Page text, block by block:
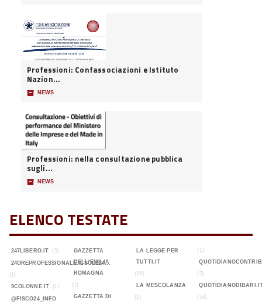
Professioni: Confassociazioni e Istituto
Nazion...
📦 NEWS
Professioni: nella consultazione pubblica
sugli...
📦 NEWS
ELENCO TESTATE
247LIBERO.IT (5)
24OREPROFESSIONALE.ILSOLE24...
(1)
9COLONNE.IT
(1)
@FISCO24_INFO
GAZZETTA
DELL'EMILIA
ROMAGNA
(1)
GAZZETTA DI
LA LEGGE PER
TUTTI.IT
(16)
LA MESCOLANZA
(1)
(1)
(3)
(54)